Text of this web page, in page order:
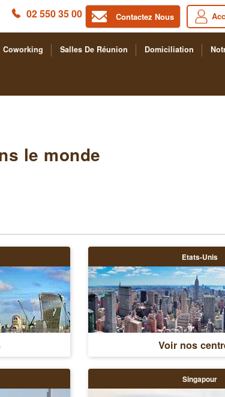
Contactez Nous
02 550 35 00
Coworking Salles De Réunion Domiciliation
le monde
Etats-Unis
Voir nos
Singapour